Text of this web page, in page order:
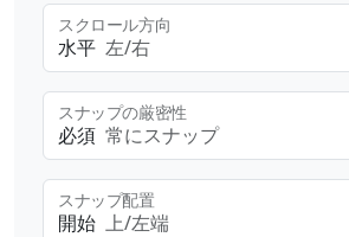
水平 左/右
スクロール方向
必須 常にスナップ
スナップの厳密性
開始 上/左端
スナップ配置